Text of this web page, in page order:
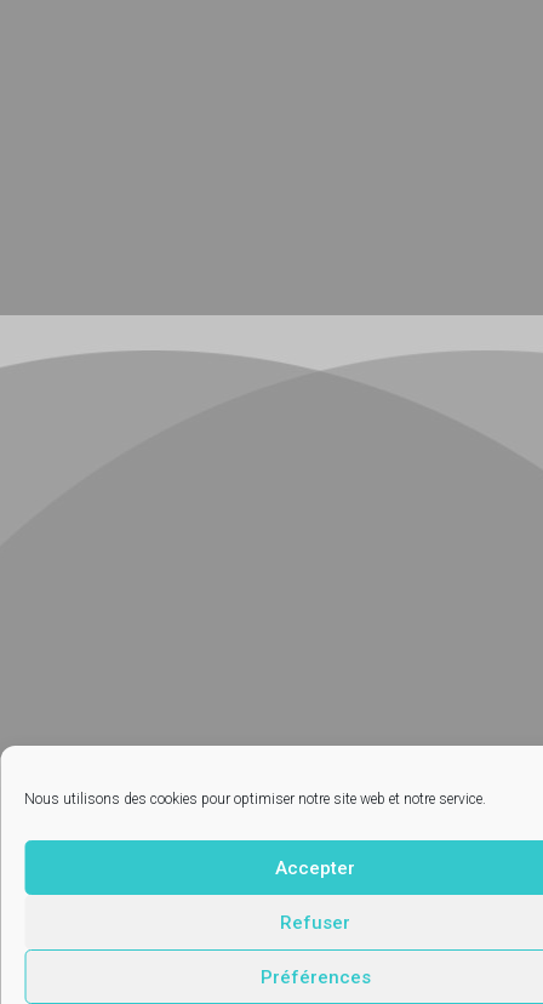
Nous utilisons des cookies pour optimiser notre site web et notre service.
Accepter
Refuser
Préférences